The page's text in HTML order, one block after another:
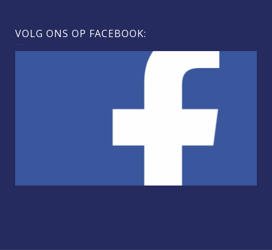
VOLG ONS OP FACEBOOK: